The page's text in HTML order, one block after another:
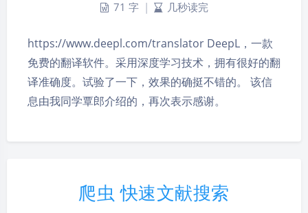
71 字 | 几秒读完
https://www.deepl.com/translator DeepL，一款
免费的翻译软件。采用深度学习技术，拥有很好的翻
译准确度。试验了一下，效果的确挺不错的。 该信
息由我同学覃郎介绍的，再次表示感谢。
爬虫 快速文献搜索